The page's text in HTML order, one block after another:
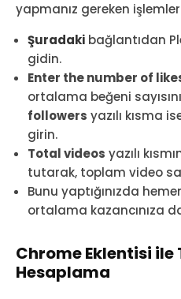
yapmanız gereken
Şuradaki bağlantıdan
gidin.
Enter the number of
ortalama beğeni
followers yazılı kısma
girin.
Total videos yazılı
tutarak, toplam video
Bunu yaptığınızda
ortalama kazancınıza
Chrome Eklentisi ile
Hesaplama